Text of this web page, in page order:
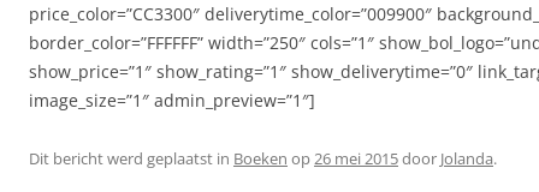
price_color=”CC3300″ deliverytime_color=”009900″
border_color=”FFFFFF” width=”250″ cols=”1″
show_price=”1″ show_rating=”1″ show_deliverytime=”0″
image_size=”1″ admin_preview=”1″]
Dit bericht werd geplaatst in Boeken op 26 mei 2015door Jolanda.